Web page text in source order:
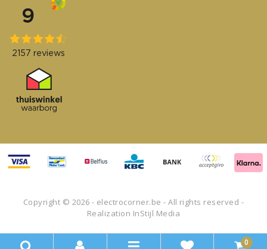
Copyright © 2026 - electrocorner.be - All rights reserved -
Realization InStijl Media
0